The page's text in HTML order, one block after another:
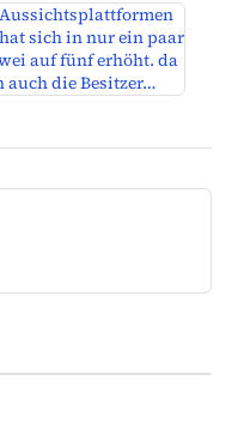
sich in nur ein paar
auf fünf erhöht. da
auch die Besitzer…